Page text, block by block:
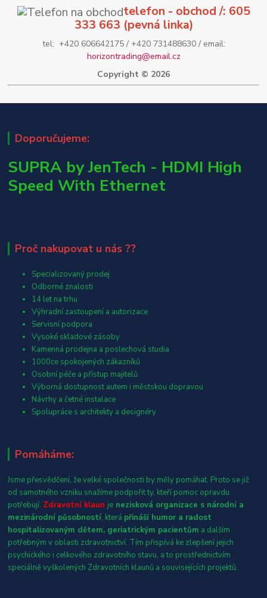
telefon - obchod /: 605
333 663 (pevná linka)
tel: +420 606642175 / +420 731488630 / email:
horizontrading@email.cz
Copyright © 2026
Doporučujeme:
SUPRA by JenTech - HDMI High
Speed With Ethernet
Proč nakupovat u nás ??
Specializovaný prodej
Odborné znalosti
14 let na trhu
Výhradní zastoupení a autorizace
Servisní podpora
Vysoké skladové zásoby
Kamenná prodejna a poslechová studia
1000ce spokojených zákazníků
Osobní péče a přístup majitelů
Výborná dostupnost autem i městskou dopravou
Návrhy a četné instalace
Spolupráce s architekty a designéry
Pomáháme:
Jsme přesvědčení, že velké společnosti by měly pomáhat. Proto se již
od samotného vzniku snažíme podpořit ty, kteří pomoc opravdu
potřebují. Zdravotní klaun je nezisková organizace s národní a
mezinárodní působností, která přináší humor a radost
hospitalizovaným dětem, geriatrickým pacientům a dalším
potřebným v oblasti zdravotnictví. Tím přispívá ke zlepšení jejich
psychického i celkového zdravotního stavu, a to prostřednictvím
speciálně vyškolených Zdravotních klaunů a souvisejících projektů.